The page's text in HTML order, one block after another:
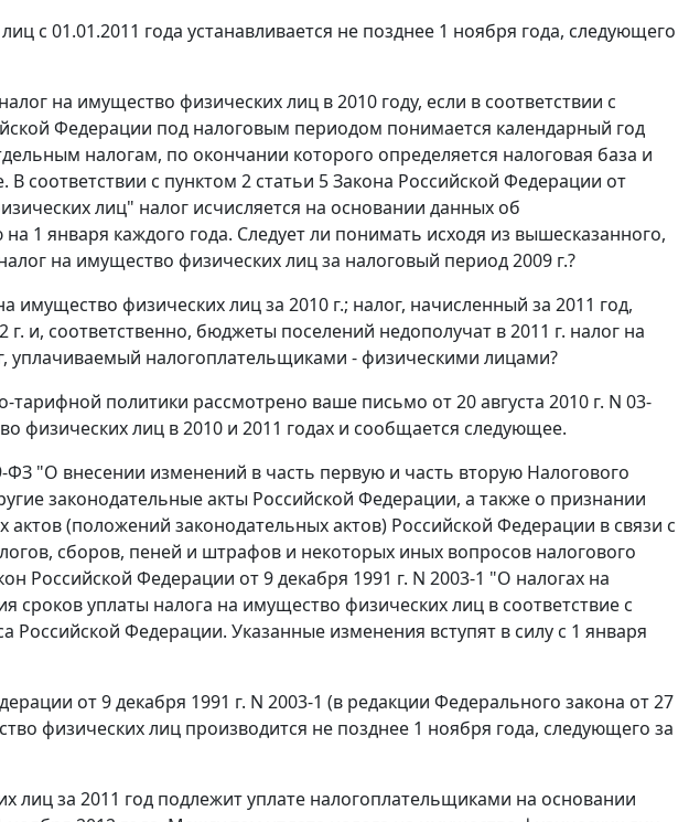
с 01.01.2011 года устанавливается не позднее 1 ноября года, следующего
на имущество физических лиц в 2010 году, если в соответствии с
Федерации под налоговым периодом понимается календарный год
налогам, по окончании которого определяется налоговая база и
соответствии с пунктом 2 статьи 5 Закона Российской Федерации от
лиц" налог исчисляется на основании данных об
1 января каждого года. Следует ли понимать исходя из вышесказанного,
на имущество физических лиц за налоговый период 2009 г.?
имущество физических лиц за 2010 г.; налог, начисленный за 2011 год,
и, соответственно, бюджеты поселений недополучат в 2011 г. налог на
уплачиваемый налогоплательщиками - физическими лицами?
политики рассмотрено ваше письмо от 20 августа 2010 г. N 03-
физических лиц в 2010 и 2011 годах и сообщается следующее.
"О внесении изменений в часть первую и часть вторую Налогового
законодательные акты Российской Федерации, а также о признании
(положений законодательных актов) Российской Федерации в связи с
сборов, пеней и штрафов и некоторых иных вопросов налогового
Российской Федерации от 9 декабря 1991 г. N 2003-1 "О налогах на
сроков уплаты налога на имущество физических лиц в соответствие с
Российской Федерации. Указанные изменения вступят в силу с 1 января
от 9 декабря 1991 г. N 2003-1 (в редакции Федерального закона от 27
физических лиц производится не позднее 1 ноября года, следующего за
лиц за 2011 год подлежит уплате налогоплательщиками на основании